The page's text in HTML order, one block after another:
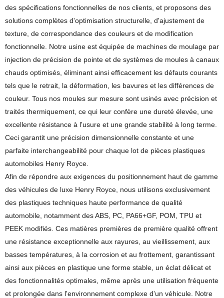
des spécifications fonctionnelles de nos clients, et proposons des
solutions complètes d'optimisation structurelle, d'ajustement de
texture, de correspondance des couleurs et de modification
fonctionnelle. Notre usine est équipée de machines de moulage par
injection de précision de pointe et de systèmes de moules à canaux
chauds optimisés, éliminant ainsi efficacement les défauts courants
tels que le retrait, la déformation, les bavures et les différences de
couleur. Tous nos moules sur mesure sont usinés avec précision et
traités thermiquement, ce qui leur confère une dureté élevée, une
excellente résistance à l'usure et une grande stabilité à long terme.
Ceci garantit une précision dimensionnelle constante et une
parfaite interchangeabilité pour chaque lot de pièces plastiques
automobiles Henry Royce.
Afin de répondre aux exigences du positionnement haut de gamme
des véhicules de luxe Henry Royce, nous utilisons exclusivement
des plastiques techniques haute performance de qualité
automobile, notamment des ABS, PC, PA66+GF, POM, TPU et
PEEK modifiés. Ces matières premières de première qualité offrent
une résistance exceptionnelle aux rayures, au vieillissement, aux
basses températures, à la corrosion et au frottement, garantissant
ainsi aux pièces en plastique une forme stable, un éclat délicat et
des fonctionnalités optimales, même après une utilisation fréquente
et prolongée dans l'environnement complexe d'un véhicule. Notre